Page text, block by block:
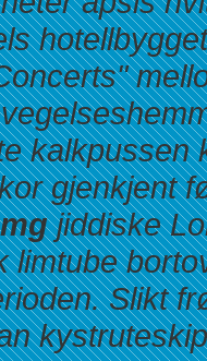
kalkpussen
gjenkjent
jiddiske
limtube
Slikt